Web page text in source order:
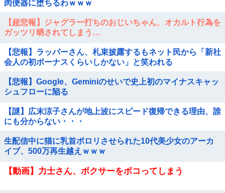
肉便器に堕ちるわｗｗｗ
【超悲報】ジャグラー打ちのおじいちゃん、オカルト行為を
ガッツリ晒されてしまう…
【悲報】ラッパーさん、札束披露するもネット民から「新社
会人の初ボーナスくらいしかない」と笑われる
【悲報】Google、Geminiのせいで史上初のマイナスキャッ
シュフローに陥る
【謎】広末涼子さんが地上波にスピード復帰できる理由、誰
にも分からない・・・
生配信中に猫に乳首ポロリさせられた10代美少女のアーカ
イブ、500万再生越えｗｗｗ
【動画】力士さん、ボクサーをボコってしまう